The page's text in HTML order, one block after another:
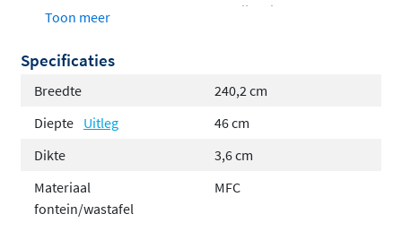
De warme houtstructuren en natuurlijke tinten maken
breedtematen past het moeiteloos in elke ruimte, van
compacte badkamers tot royale opstellingen.
Pluspunten op een rij
Gemaakt van sterk en vochtbestendig MFC
Zwarte zijdes zorgen voor een strakke en
moderne uitstraling
Toon meer
Specificaties
Breedte
240,2 cm
Diepte Uitleg
46 cm
Dikte
3,6 cm
Materiaal
fontein/wastafel
MFC